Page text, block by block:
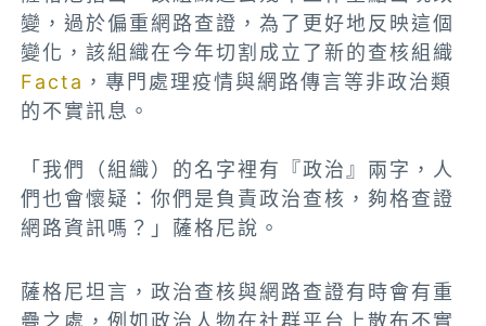
變，過於偏重網路查證，為了更好地反映這個
變化，該組織在今年切割成立了新的查核組織
Facta ，專門處理疫情與網路傳言等非政治類
的不實訊息。
「我們（組織）的名字裡有『政治』兩字，人
們也會懷疑：你們是負責政治查核，夠格查證
網路資訊嗎？」薩格尼說。
薩格尼坦言，政治查核與網路查證有時會有重
疊之處，例如政治人物在社群平台上散布不實